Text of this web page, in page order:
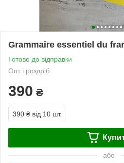
Grammaire essentiel du
Готово до відправки
Опт і роздріб
390 ₴
390 ₴ від 10 шт.
або